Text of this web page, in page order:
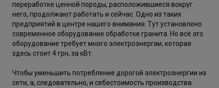
переработке ценной породы, расположившиеся вокруг
него, продолжают работать и сейчас. Одно из таких
предприятий в центре нашего внимания. Тут установлено
современное оборудование обработке гранита. Но всё это
оборудование требует много электроэнергии, которая
здесь стоит 4 грн, за кВт.
Чтобы уменьшить потребление дорогой электроэнергии из
сети, а, следовательно, и себестоимость производства